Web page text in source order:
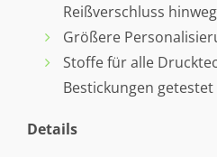
Reißverschluss hinweg
Größere
Stoffe für alle
Bestickungen getestet
Details